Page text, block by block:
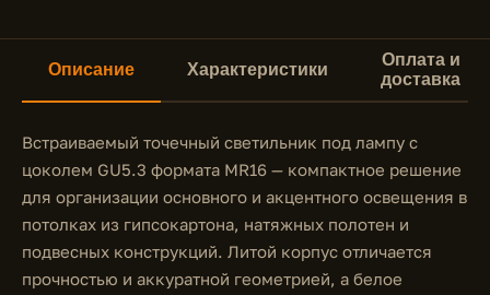
Описание Характеристики
Оплата и
доставка
Встраиваемый точечный светильник под лампу с
цоколем GU5.3 формата MR16 — компактное решение
для организации основного и акцентного освещения в
потолках из гипсокартона, натяжных полотен и
подвесных конструкций. Литой корпус отличается
прочностью и аккуратной геометрией, а белое